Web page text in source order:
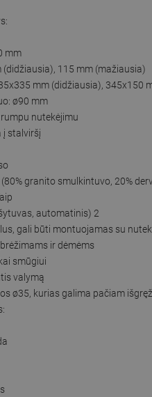
mm
(didžiausia), 115 mm (mažiausia)
mm (didžiausia), 345x150
ø90 mm
nutekėjimu
į stalviršį
granito smulkintuvo, 20%
automatinis) 2
gali būti montuojamas su
ir dėmėms
smūgiui
valymą
ø35, kurias galima pačiam